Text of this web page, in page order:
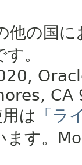
他の国
。
CA
は 「ラ
す。